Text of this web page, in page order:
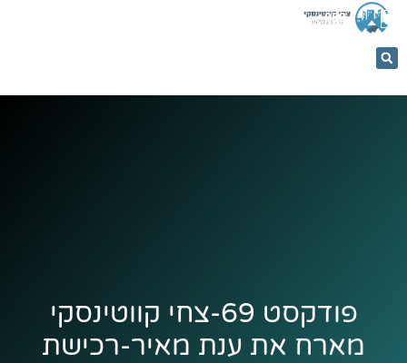
053-
5366884
פודקסט 69-צחי קווטינסקי
מארח את ענת מאיר-רכישת